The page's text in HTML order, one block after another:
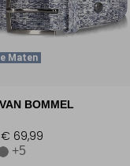
Maten
BOMMEL
€ 69,99
+5